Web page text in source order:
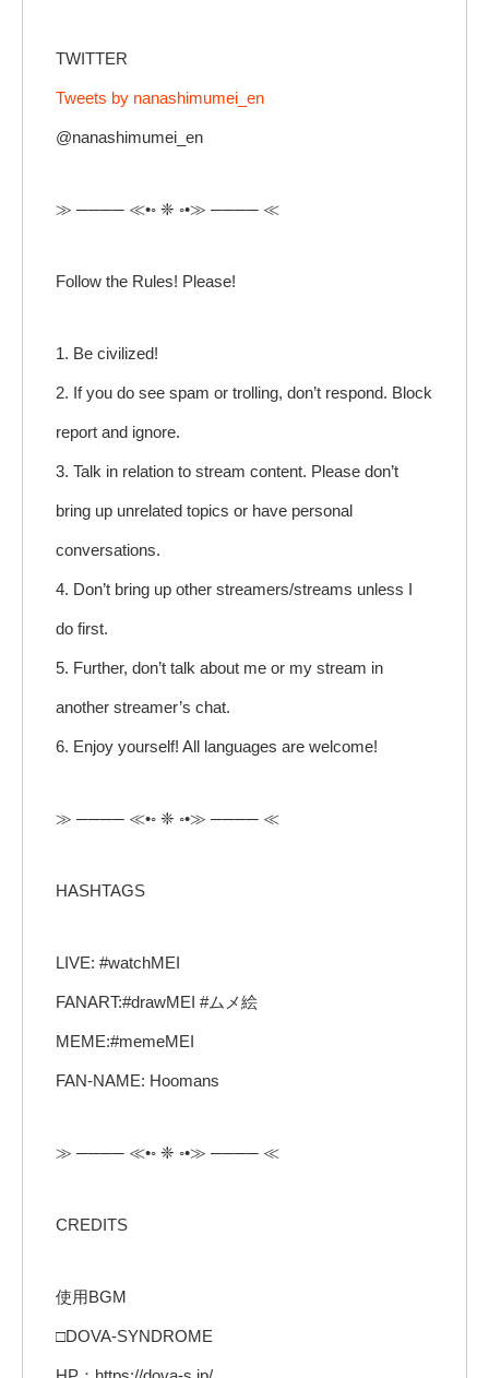
TWITTER
Tweets by nanashimumei_en
@nanashimumei_en
≫ ──── ≪•◦ ❈ ◦•≫ ──── ≪
Follow the Rules! Please!
1. Be civilized!
2. If you do see spam or trolling, don’t respond. Block
report and ignore.
3. Talk in relation to stream content. Please don’t
bring up unrelated topics or have personal
conversations.
4. Don’t bring up other streamers/streams unless I
do first.
5. Further, don’t talk about me or my stream in
another streamer’s chat.
6. Enjoy yourself! All languages are welcome!
≫ ──── ≪•◦ ❈ ◦•≫ ──── ≪
HASHTAGS
LIVE: #watchMEI
FANART:#drawMEI #ムメ絵
MEME:#memeMEI
FAN-NAME: Hoomans
≫ ──── ≪•◦ ❈ ◦•≫ ──── ≪
CREDITS
使用BGM
□DOVA-SYNDROME